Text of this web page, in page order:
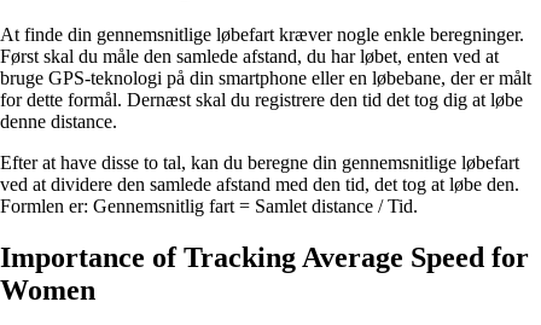
At finde din gennemsnitlige løbefart kræver nogle enkle beregninger.
Først skal du måle den samlede afstand, du har løbet, enten ved at
bruge GPS-teknologi på din smartphone eller en løbebane, der er målt
for dette formål. Dernæst skal du registrere den tid det tog dig at løbe
denne distance.
Efter at have disse to tal, kan du beregne din gennemsnitlige løbefart
ved at dividere den samlede afstand med den tid, det tog at løbe den.
Formlen er: Gennemsnitlig fart = Samlet distance / Tid.
Importance of Tracking Average Speed for
Women